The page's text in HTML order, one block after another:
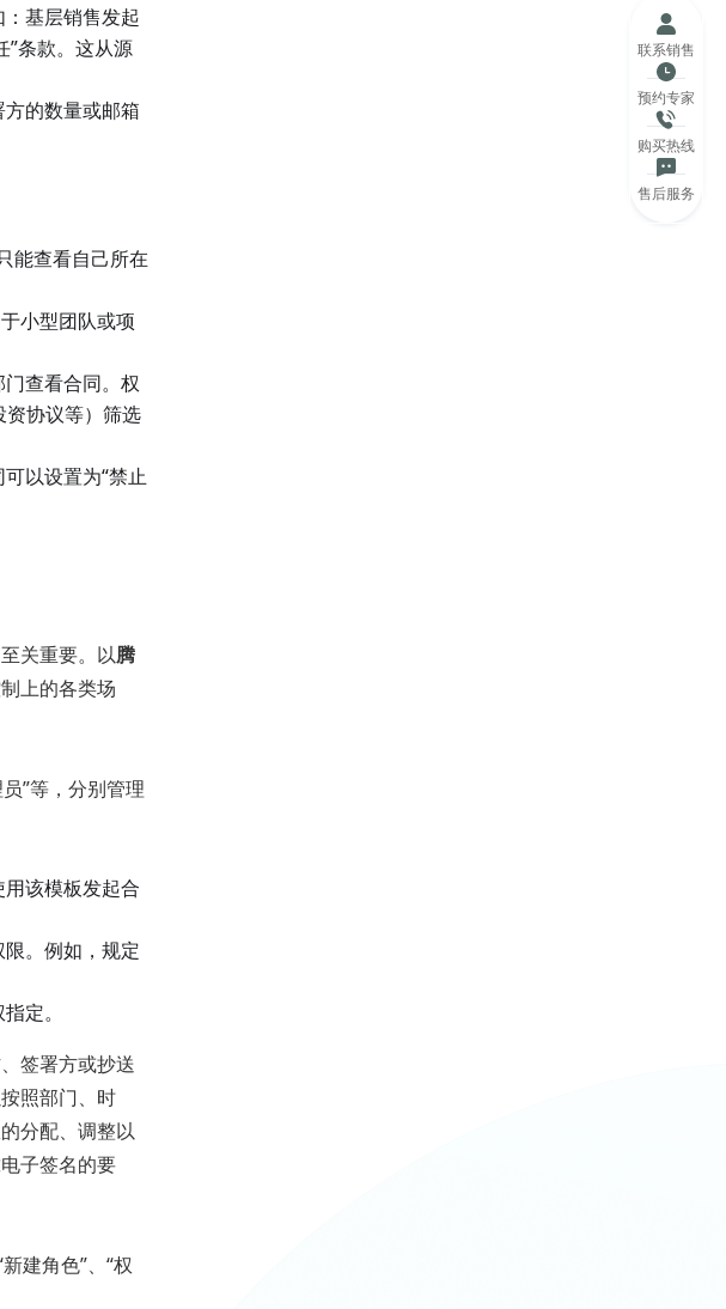
基层销售发起
”条款。这从源
的数量或邮箱
能查看自己所在
小型团队或项
查看合同。权
资协议等）筛选
以设置为“禁止
关重要。以腾
上的各类场
”等，分别管理
该模板发起合
。例如，规定
定。
签署方或抄送
照部门、时
分配、调整以
子签名的要
建角色”、“权
联系销售
预约专家
购买热线
售后服务